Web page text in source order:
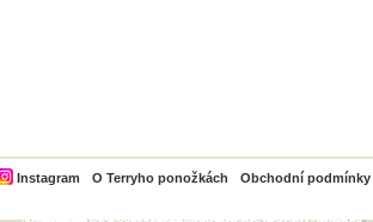
Instagram O Terryho ponožkách Obchodní podmínky
PayPal